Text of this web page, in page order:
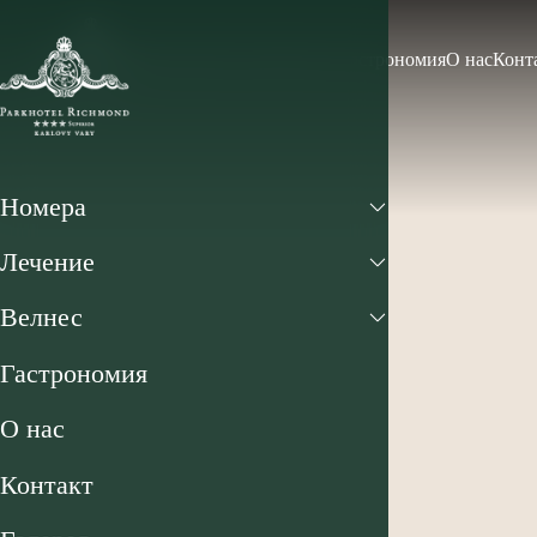
ГастрономияО нас
Номера
Лечение
Велнес
Гастрономия
О нас
Контакт